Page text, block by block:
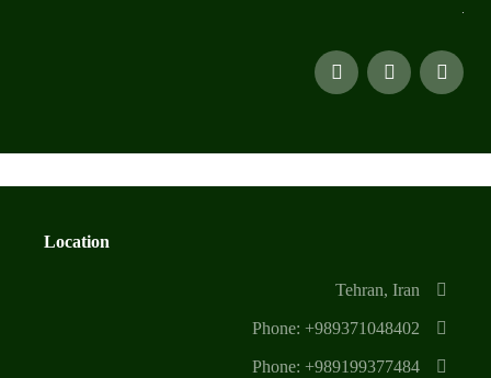
Location
Tehran, Iran
Phone: +989371048402
Phone: +989199377484